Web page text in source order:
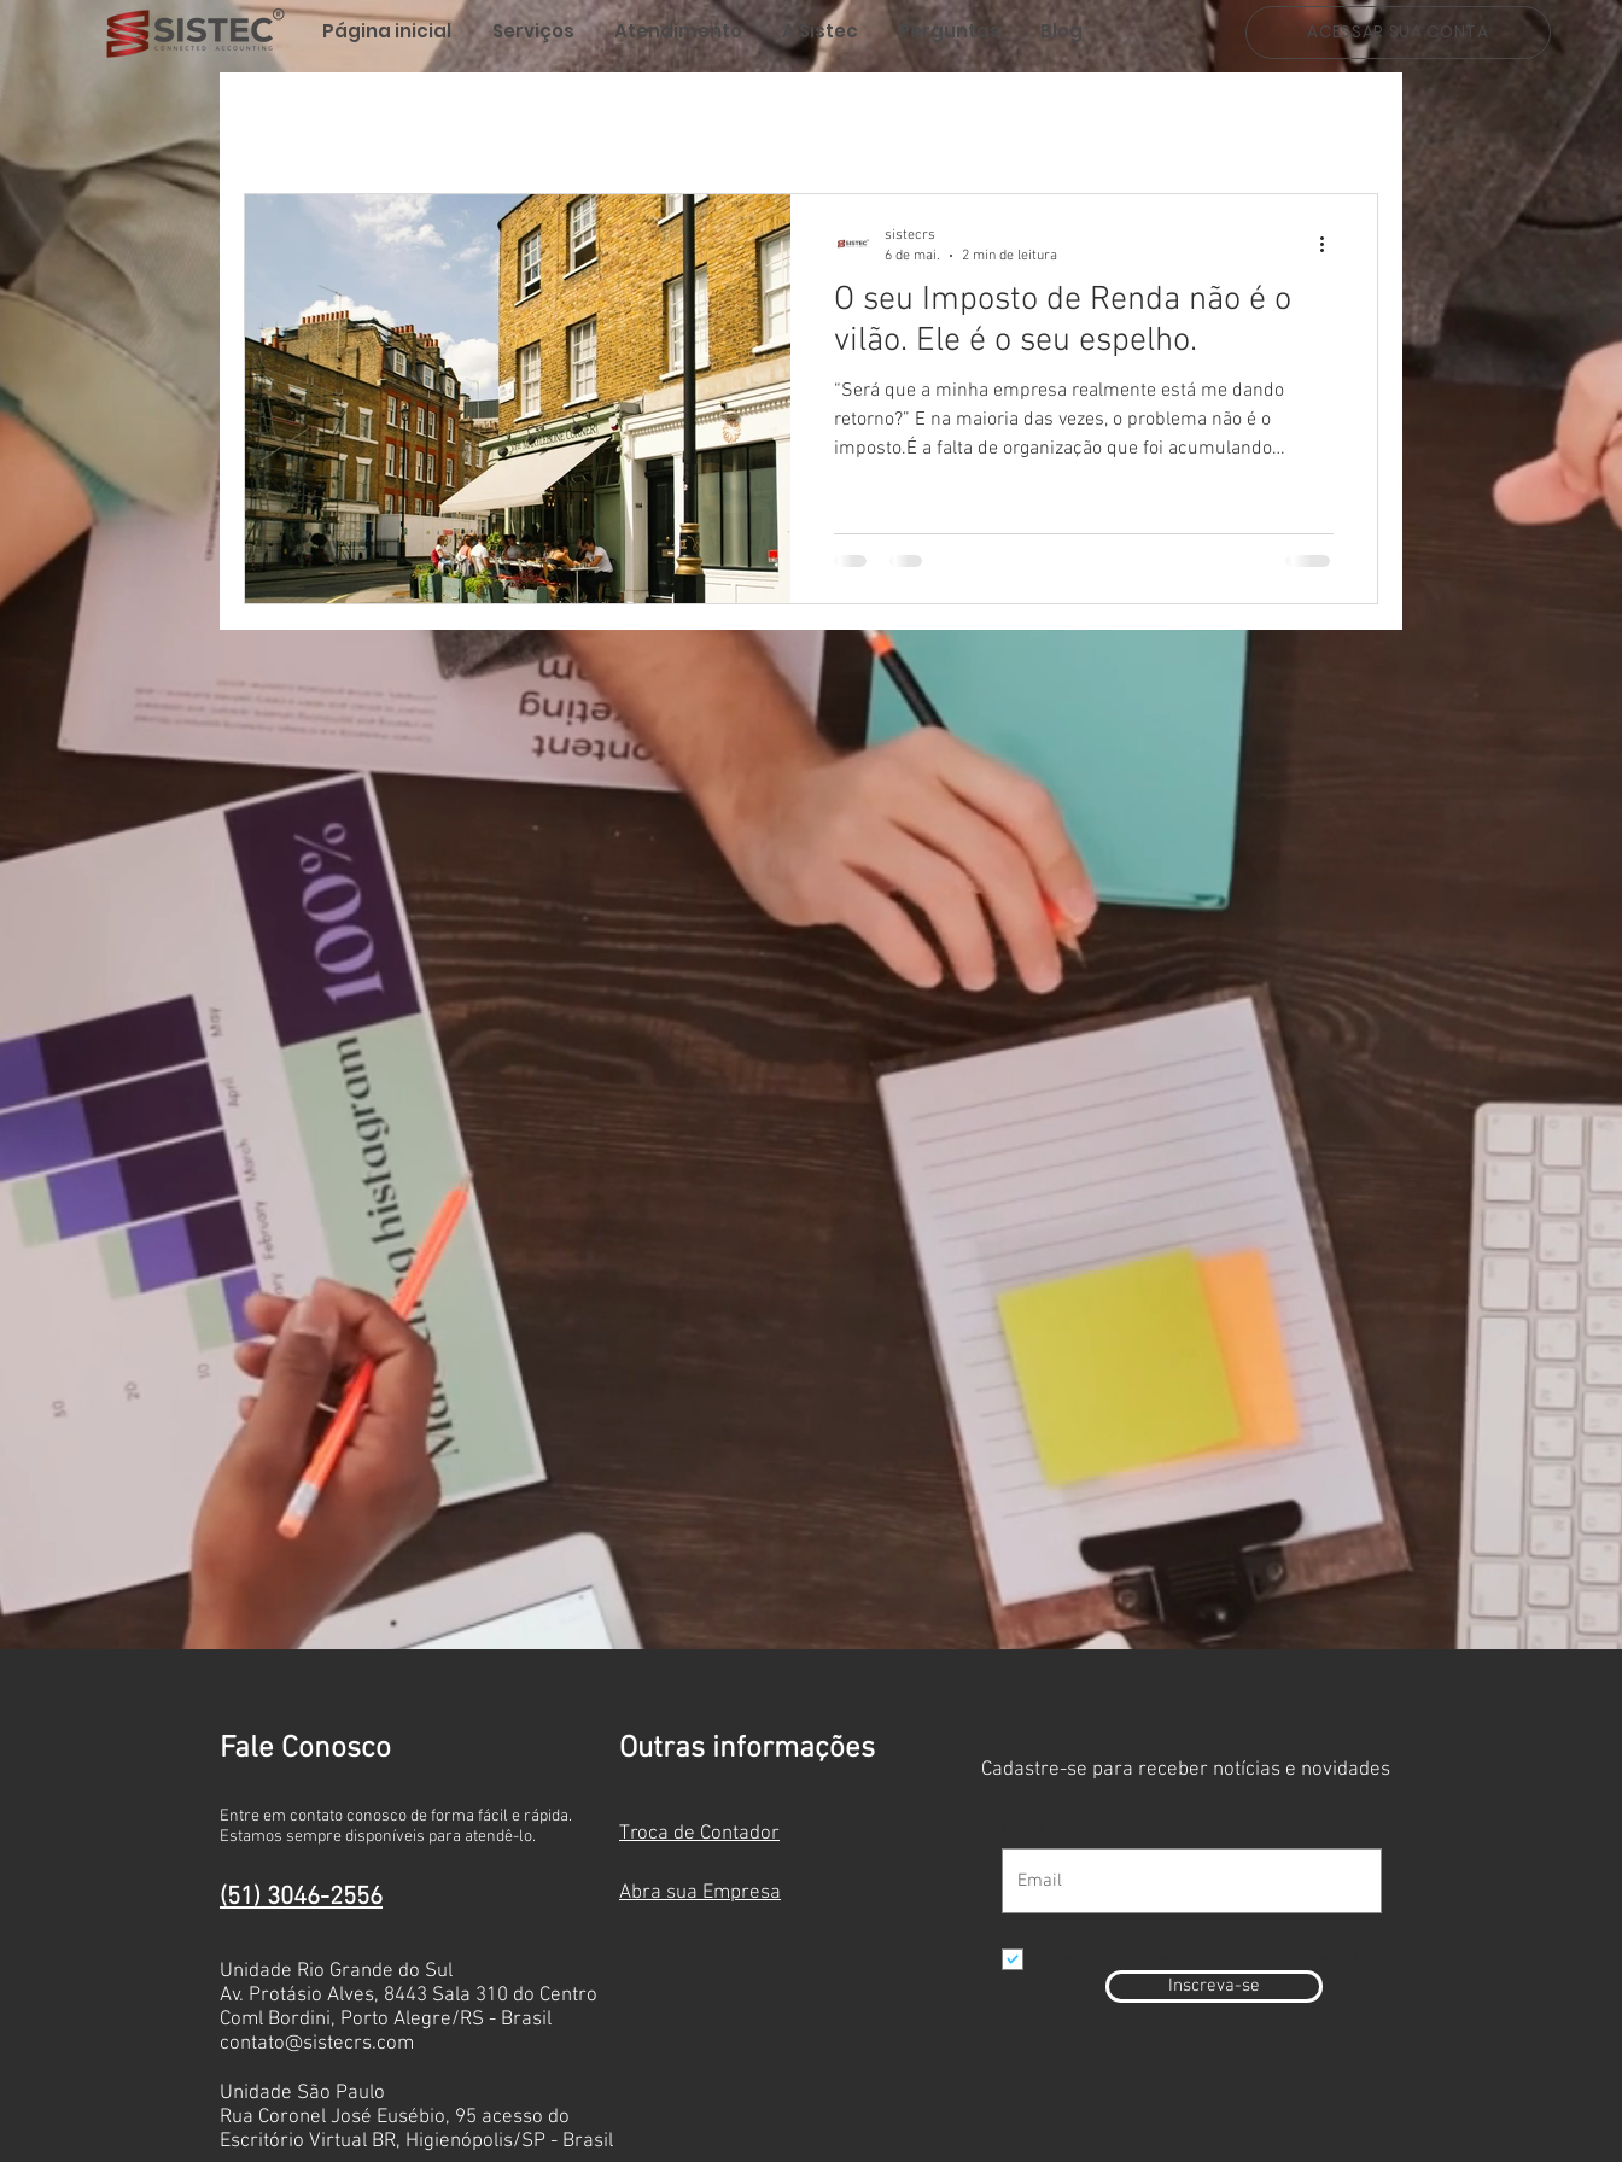
Página inicial Serviços Atendimento A Sistec Perguntas Blog ACESSAR SUA CONTA
O seu Imposto de Renda não é o
vilão. Ele é o seu espelho.
“Será que a minha empresa realmente está me dando
retorno?” E na maioria das vezes, o problema não é o
imposto.É a falta de organização que foi acumulando
sistecrs
6 de mai.
2 min de leitura
Fale Conosco
​Entre em contato conosco de forma fácil e rápida.
Estamos sempre disponíveis para atendê-lo.
(51) 3046-2556
Unidade Rio Grande do Sul
Av. Protásio Alves, 8443 Sala 310 do Centro
Coml Bordini, Porto Alegre/RS - Brasil
contato@sistecrs.com
Unidade São Paulo
Rua Coronel José Eusébio, 95 acesso do
Escritório Virtual BR, Higienópolis/SP - Brasil
Outras informações
Troca de Contador
Abra sua Empresa
Cadastre-se para receber notícias e novidades
Inscreva-se